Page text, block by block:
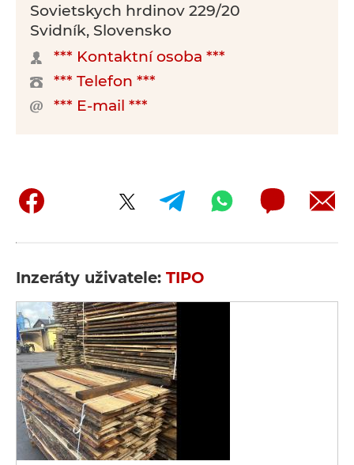
Sovietskych hrdinov 229/20
Svidník, Slovensko
*** Kontaktní osoba ***
*** Telefon ***
*** E-mail ***
Inzeráty uživatele: TIPO